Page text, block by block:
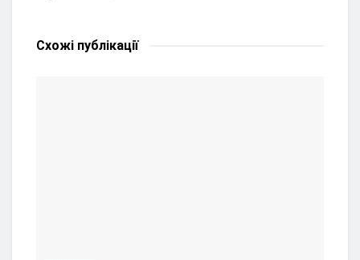
Схожі публікації